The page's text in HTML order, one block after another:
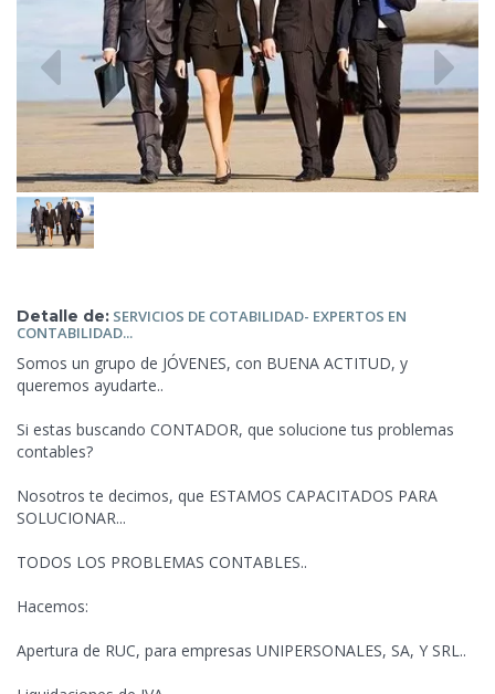
Detalle de: SERVICIOS DE COTABILIDAD- EXPERTOS EN
CONTABILIDAD...
Somos un grupo de JÓVENES, con BUENA ACTITUD, y
queremos ayudarte..
Si estas buscando CONTADOR, que solucione tus problemas
contables?
Nosotros te decimos, que ESTAMOS CAPACITADOS PARA
SOLUCIONAR...
TODOS LOS PROBLEMAS CONTABLES..
Hacemos:
Apertura de RUC, para empresas UNIPERSONALES, SA, Y SRL..